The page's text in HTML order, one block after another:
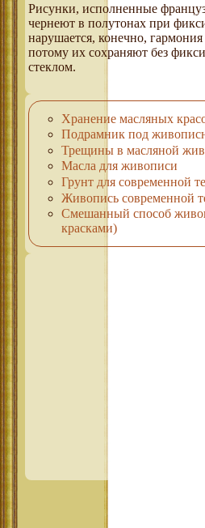
Рисунки, исполненные
чернеют в полутонах при
нарушается, конечно,
потому их сохраняют без
стеклом.
Хранение масляных
Подрамник под
Трещины в масляной
Масла для живописи
Грунт для современной
Живопись современной
Смешанный способ
красками)